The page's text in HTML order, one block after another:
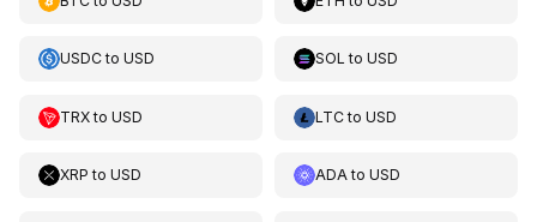
USDCto USD SOL toUSD
TRXto USD LTCtoUSD
XRP to USD ADAtoUSD